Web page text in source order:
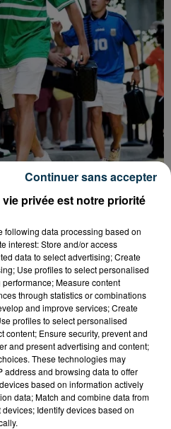
QUI DÉBARQUE
privée est notre priorité
following data processing based on
interest: Store and/or access
data to select advertising; Create
Use profiles to select personalised
Measure content
through statistics or combinations
and improve services; Create
profiles to select personalised
content; Ensure security, prevent and
and present advertising and content;
These technologies may
address and browsing data to offer
based on information actively
data; Match and combine data from
Identify devices based on
Continuer sans accepter